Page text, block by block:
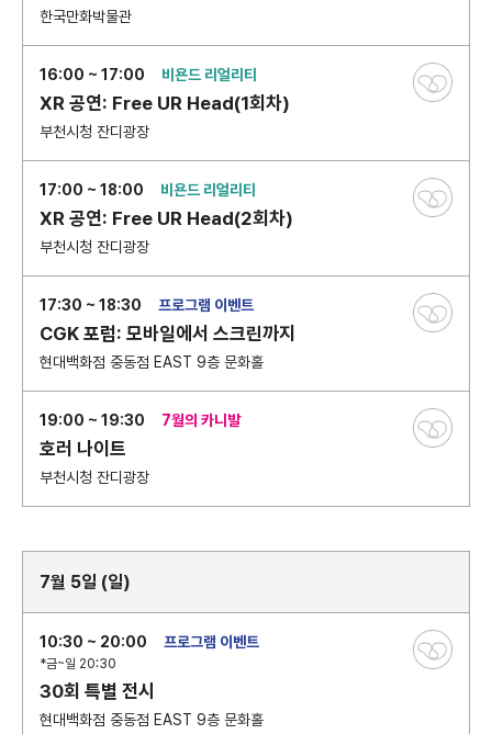
한국만화박물관
16:00 ~ 17:00 비욘드 리얼리티
XR 공연: Free UR Head(1회차)
부천시청 잔디광장
17:00 ~ 18:00 비욘드 리얼리티
XR 공연: Free UR Head(2회차)
부천시청 잔디광장
17:30 ~ 18:30 프로그램 이벤트
CGK 포럼: 모바일에서 스크린까지
현대백화점 중동점 EAST 9층 문화홀
19:00 ~ 19:30 7월의 카니발
호러 나이트
부천시청 잔디광장
7월 5일 (일)
10:30 ~ 20:00
*금~일 20:30
프로그램 이벤트
30회 특별 전시
현대백화점 중동점 EAST 9층 문화홀